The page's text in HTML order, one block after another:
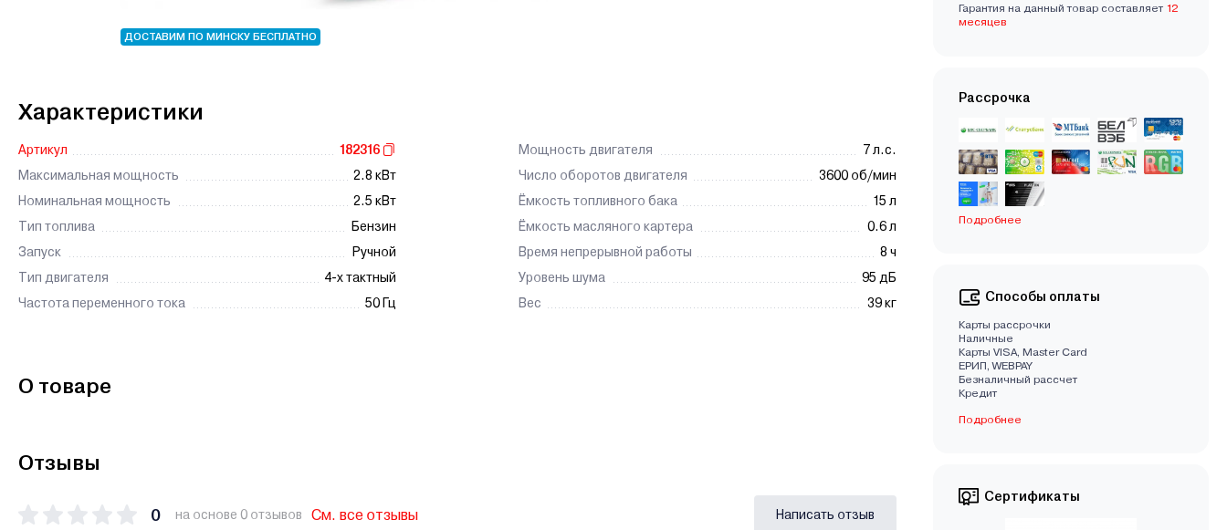
ДОСТАВИМ ПО МИНСКУ БЕСПЛАТНО
Характеристики
Артикул
182316
Максимальная мощность
2.8 кВт
Номинальная мощность
2.5 кВт
Тип топлива
Бензин
Запуск
Ручной
Тип двигателя
4-х тактный
Частота переменного тока
50 Гц
Мощность двигателя
7 л.с.
Число оборотов двигателя
3600 об/мин
Ёмкость топливного бака
15 л
Ёмкость масляного картера
0.6 л
Время непрерывной работы
8 ч
Уровень шума
95 дБ
Вес
39 кг
О товаре
Отзывы
0 на основе 0 отзывов См. все отзывы Написать отзыв
Гарантия на данный товар составляет 12
месяцев
Рассрочка
Подробнее
Способы оплаты
Карты рассрочки
Наличные
Карты VISA, Master Card
EРИП, WEBPAY
Безналичный рассчет
Кредит
Подробнее
Сертификаты